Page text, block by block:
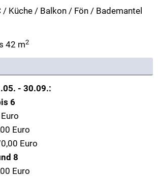
/ Küche / Balkon / Fön / Bademantel
42 m2
- 30.09.:
6
Euro
Euro
8
Euro